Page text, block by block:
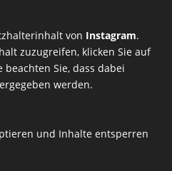
von Instagram.
zuzugreifen, klicken Sie auf
Sie, dass dabei
werden.
und Inhalte entsperren